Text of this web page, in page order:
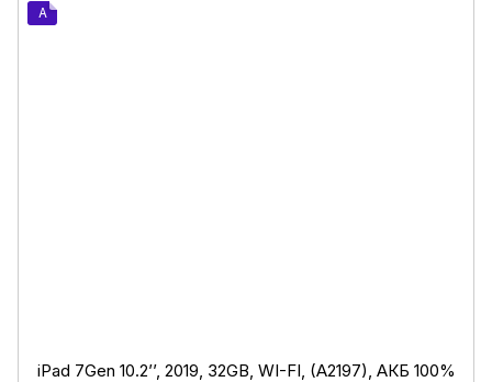
A
iPad 7Gen 10.2’’, 2019, 32GB, WI-FI, (A2197), АКБ 100%